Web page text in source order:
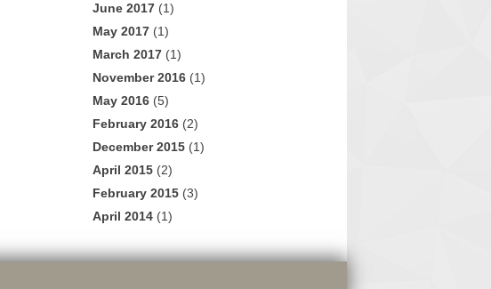
June 2017 (1)
May 2017 (1)
March 2017 (1)
November 2016 (1)
May 2016 (5)
February 2016 (2)
December 2015 (1)
April 2015 (2)
February 2015 (3)
April 2014 (1)